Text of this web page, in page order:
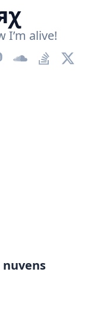
I’m alive!
nuvens